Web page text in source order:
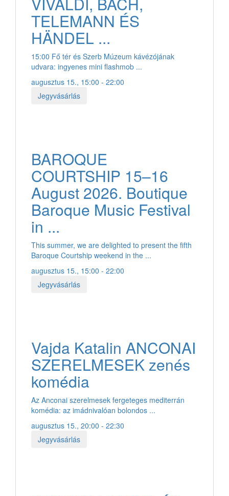
TELEMANN ÉS
HÄNDEL ...
15:00 Fő tér és Szerb Múzeum kávézójának
udvara: ingyenes mini flashmob ...
augusztus 15., 15:00 - 22:00
Jegyvásárlás
BAROQUE
COURTSHIP 15–16
August 2026. Boutique
Baroque Music Festival
in ...
This summer, we are delighted to present the fifth
Baroque Courtship weekend in the ...
augusztus 15., 15:00 - 22:00
Jegyvásárlás
Vajda Katalin ANCONAI
SZERELMESEK zenés
komédia
Az Anconai szerelmesek fergeteges mediterrán
komédia: az imádnivalóan bolondos ...
augusztus 15., 20:00 - 22:30
Jegyvásárlás